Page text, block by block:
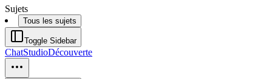
Sujets
Tous les sujets
Toggle Sidebar
ChatStudioDécouverte